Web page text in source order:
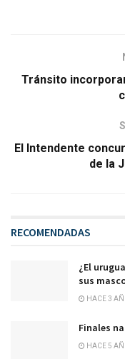
Tránsito
El Intendente
de la
RECOMENDADAS
¿El
sus
HACE 3
Finales
HACE 5